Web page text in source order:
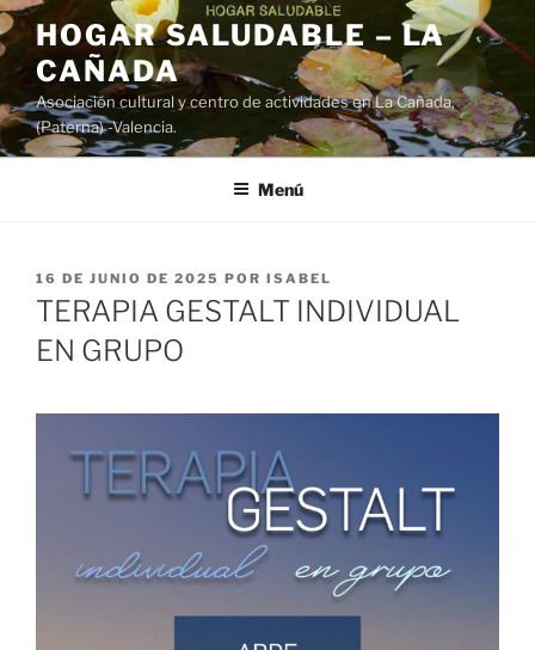
Saltar
al
contenido
HOGAR SALUDABLE – LA
CAÑADA
Asociación cultural y centro de actividades en La Cañada,
(Paterna) -Valencia.
Menú
PUBLICADO
EL
16 DE JUNIO DE 2025 POR ISABEL
TERAPIA GESTALT INDIVIDUAL
EN GRUPO